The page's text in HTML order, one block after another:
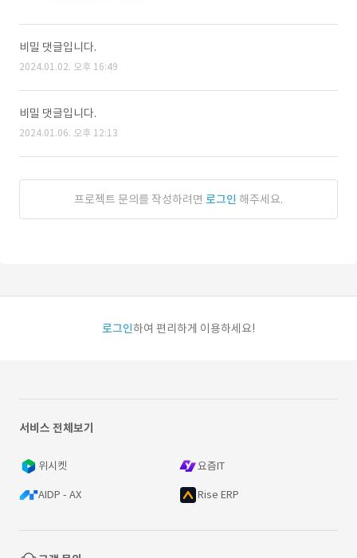
비밀 댓글입니다.
2024.01.02. 오후 16:49
비밀 댓글입니다.
2024.01.06. 오후 12:13
프로젝트 문의를 작성하려면 로그인 해주세요.
로그인하여 편리하게 이용하세요!
서비스 전체보기
위시켓 요즘IT
AIDP - AX Rise ERP